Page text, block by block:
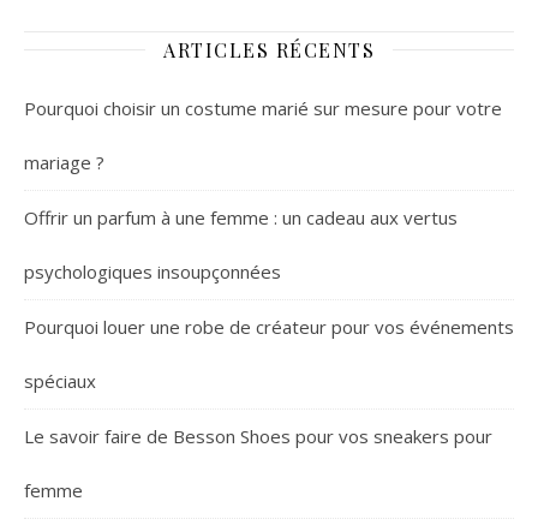
ARTICLES RÉCENTS
Pourquoi choisir un costume marié sur mesure pour votre
mariage ?
Offrir un parfum à une femme : un cadeau aux vertus
psychologiques insoupçonnées
Pourquoi louer une robe de créateur pour vos événements
spéciaux
Le savoir faire de Besson Shoes pour vos sneakers pour
femme